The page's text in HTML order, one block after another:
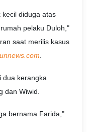
diduga atas
pelaku Duloh,"
saat merilis kasus
.
dua kerangka
dan Wiwid.
bernama Farida,"